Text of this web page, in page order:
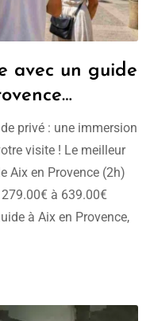
avec un guide
privé : une immersion
visite ! Le meilleur
Aix en Provence (2h)
à 639.00€
à Aix en Provence,